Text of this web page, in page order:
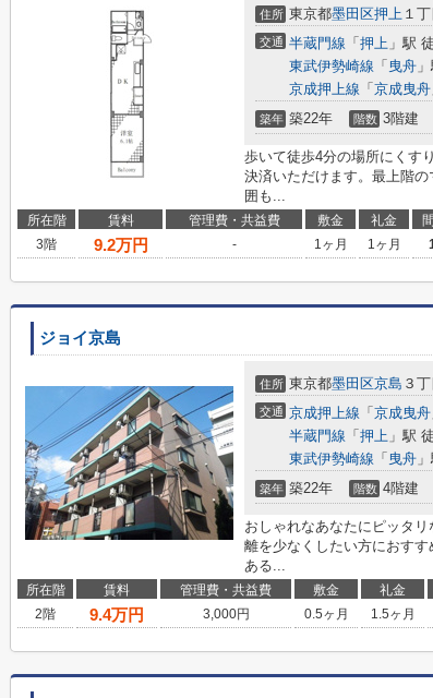
住所 東京都墨田区押上 １丁
交通 半蔵門線 「 押上 」駅
東武伊勢崎線 「 曳舟
京成押上線 「 京成曳舟
築年 築22年 階数 3階建
歩いて徒歩4分の場所にくす
決済いただけます。最上階
囲も...
所在階 賃料 管理費・共益費 敷金 礼金
3階
9.2万円 - 1ヶ月 1ヶ月
ジョイ京島
住所 東京都墨田区京島 ３丁
交通 京成押上線 「 京成曳舟
半蔵門線 「 押上 」駅
東武伊勢崎線 「 曳舟
築年 築22年 階数 4階建
おしゃれなあなたにピッタ
離を少なくしたい方におす
ある...
所在階 賃料 管理費・共益費 敷金 礼金
2階
9.4万円 3,000円 0.5ヶ月 1.5ヶ月